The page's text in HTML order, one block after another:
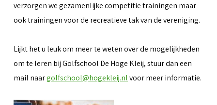
verzorgen we gezamenlijke competitie trainingen maar
ook trainingen voor de recreatieve tak van de vereniging.
Lijkt het u leuk om meer te weten over de mogelijkheden
om te leren bij Golfschool De Hoge Kleij, stuur dan een
mail naargolfschool@hogekleij.nlvoor meer informatie.